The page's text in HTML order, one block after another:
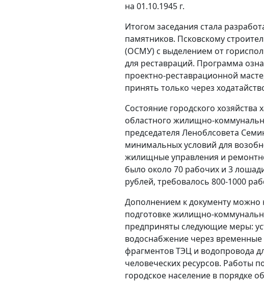
на 01.10.1945 г.
Итогом заседания стала
памятников. Псковскому
(ОСМУ) с выделением от
для реставраций. Программа
проектно-реставрационной
принять только через
Состояние городского хозяйства
областного жилищно-
председателя Леноблсовета
минимальных условий для
жилищные управления и
было около 70 рабочих и 3
рублей, требовалось 800-1000
Дополнением к документу можно
подготовке жилищно-
предприняты следующие меры:
водоснабжение через
фрагментов ТЭЦ и водопровода
человеческих ресурсов. Работы
городское население в порядке